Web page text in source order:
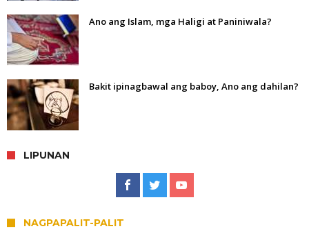
Ano ang Islam, mga Haligi at Paniniwala?
Bakit ipinagbawal ang baboy, Ano ang dahilan?
LIPUNAN
NAGPAPALIT-PALIT